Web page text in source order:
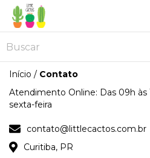
Início / Contato
Atendimento Online: Das 09h às
sexta-feira
contato@littlecactos.com.br
Curitiba, PR